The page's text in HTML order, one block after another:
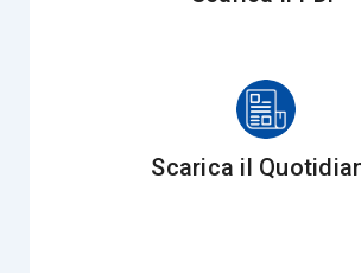
Attualizzando il credito
attualizzazione è facilmente
ottiene la somma di euro
Scarica il